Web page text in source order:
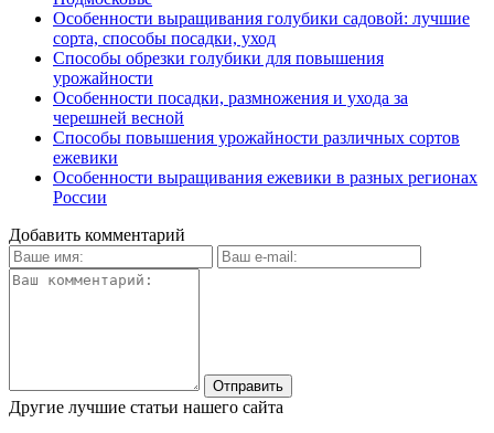
Особенности выращивания голубики садовой: лучшие
сорта, способы посадки, уход
Способы обрезки голубики для повышения
урожайности
Особенности посадки, размножения и ухода за
черешней весной
Способы повышения урожайности различных сортов
ежевики
Особенности выращивания ежевики в разных регионах
России
Добавить комментарий
Другие лучшие статьи нашего сайта